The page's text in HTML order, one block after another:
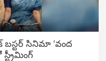
సినిమా ‘వంద
స్ట్రీమింగ్